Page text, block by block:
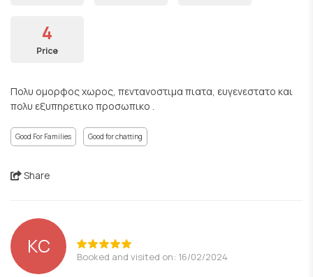
4
Price
Πολυ ομορφος χωρος, πεντανοστιμα πιατα, ευγενεστατο και
πολυ εξυπηρετικο προσωπικο .
Good For Families Good for chatting
Share
KC Booked and visited on: 16/02/2024